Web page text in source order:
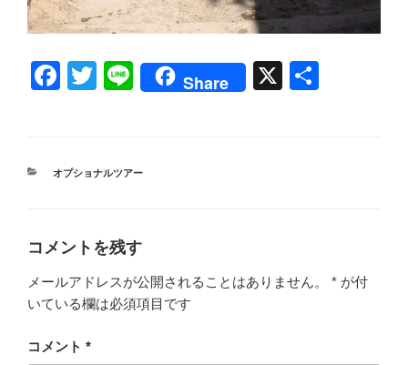
F
e
o
k
T
er
Li
Share X
カ
オプショナルツアー
コメントを残す
メールアドレスが公開されることはありません。 * が付
いている欄は必須項目です
コメント *